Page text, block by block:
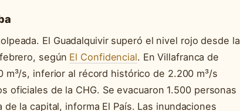
El Guadalquivir superó el nivel rojo desde la
según El Confidencial. En Villafranca de
m³/s, inferior al récord histórico de 2.200 m³/s
oficiales de la CHG. Se evacuaron 1.500 personas
la capital, informa El País. Las inundaciones